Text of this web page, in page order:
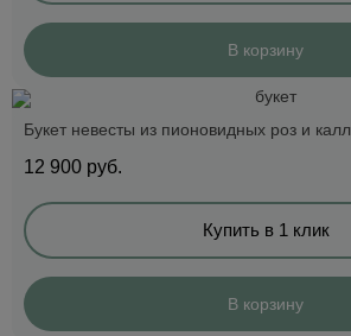
В корзину
Букет невесты из пионовидных роз и калл
12 900 руб.
Купить в 1 клик
В корзину